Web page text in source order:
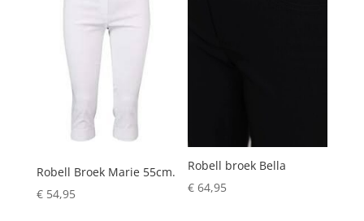
Robell Broek Marie 55cm.
€54,95
Robell broek Bella
€ 64,95